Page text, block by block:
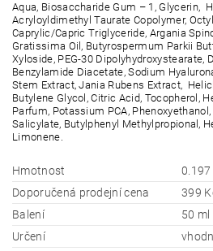
Aqua, Biosaccharide Gum – 1, Glycerin,
Acryloyldimethyl Taurate Copolymer,
Caprylic/Capric Triglyceride, Argania
Gratissima Oil, Butyrospermum Parkii
Xyloside, PEG-30 Dipolyhydroxystearate,
Benzylamide Diacetate, Sodium
Stem Extract, Jania Rubens Extract,
Butylene Glycol, Citric Acid, Tocopherol,
Parfum, Potassium PCA,
Salicylate, Butylphenyl Methylpropional,
Limonene.
Hmotnost
0.197
Doporučená prodejní cena
399
Balení
50 ml
Určení